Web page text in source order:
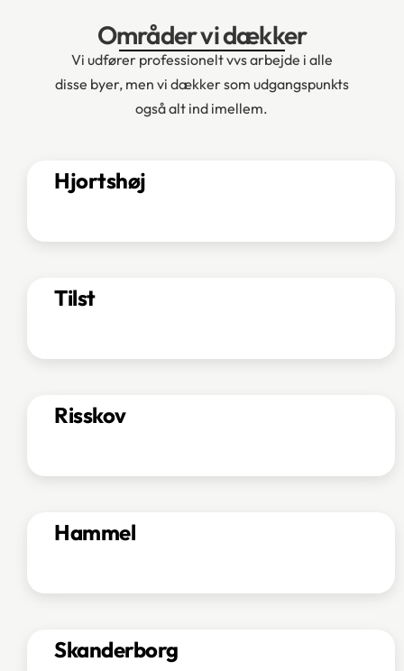
Områder vi dækker
Vi udfører professionelt vvs arbejde i alle
disse byer, men vi dækker som udgangspunkts
også alt ind imellem.
Hjortshøj
Tilst
Risskov
Hammel
Skanderborg